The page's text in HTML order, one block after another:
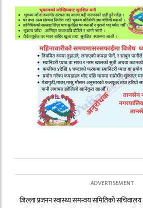
जिल्ला प्रजनन स्वास्थ्य समन्वय समितिको सचिवालय